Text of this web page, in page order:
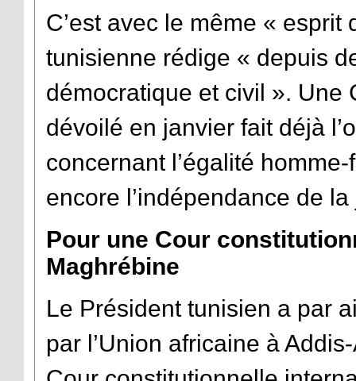
C’est avec le même « esprit
tunisienne rédige « depuis
démocratique et civil ». Une
dévoilé en janvier fait déjà
concernant l’égalité
encore l’indépendance de
Pour une Cour
Maghrébine
Le Président tunisien a par
par l’Union africaine à